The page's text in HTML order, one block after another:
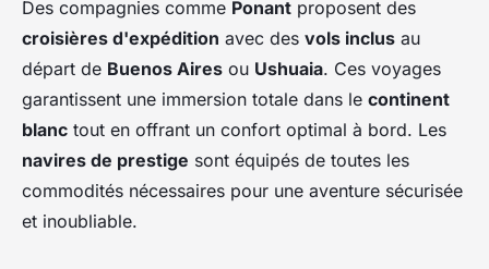
Des compagnies comme Ponant proposent des
croisières d'expédition avec des vols inclus au
départ de Buenos Aires ou Ushuaia. Ces voyages
garantissent une immersion totale dans le continent
blanc tout en offrant un confort optimal à bord. Les
navires de prestige sont équipés de toutes les
commodités nécessaires pour une aventure sécurisée
et inoubliable.